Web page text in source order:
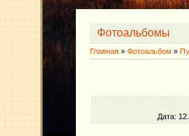
Фотоальбомы
Главная » Фотоальбом »
Дата: